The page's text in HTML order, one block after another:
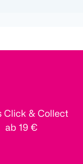
Click & Collect
ab 19 €